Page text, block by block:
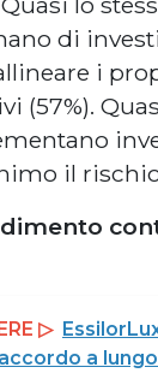
di
i
(57%).
il
▷
a